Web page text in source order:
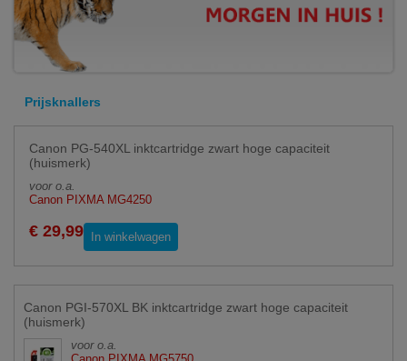
Prijsknallers
Canon PG-540XL inktcartridge zwart hoge capaciteit
(huismerk)
voor o.a.
Canon PIXMA MG4250
€ 29,99 In winkelwagen
Canon PGI-570XL BK inktcartridge zwart hoge capaciteit
(huismerk)
voor o.a.